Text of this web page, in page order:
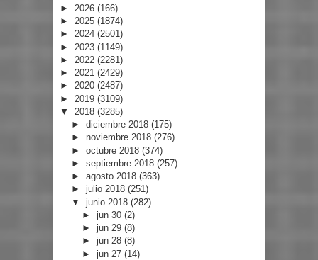
► 2026 (166)
► 2025 (1874)
► 2024 (2501)
► 2023 (1149)
► 2022 (2281)
► 2021 (2429)
► 2020 (2487)
► 2019 (3109)
▼ 2018 (3285)
► diciembre 2018 (175)
► noviembre 2018 (276)
► octubre 2018 (374)
► septiembre 2018 (257)
► agosto 2018 (363)
► julio 2018 (251)
▼ junio 2018 (282)
►jun 30(2)
►jun 29(8)
►jun 28(8)
►jun 27(14)